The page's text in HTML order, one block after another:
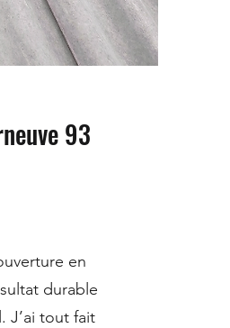
93
en
durable
J’ai tout fait